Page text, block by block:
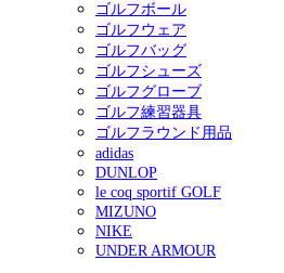
ゴルフボール
ゴルフウェア
ゴルフバッグ
ゴルフシューズ
ゴルフグローブ
ゴルフ練習器具
ゴルフラウンド用品
adidas
DUNLOP
le coq sportif GOLF
MIZUNO
NIKE
UNDER ARMOUR